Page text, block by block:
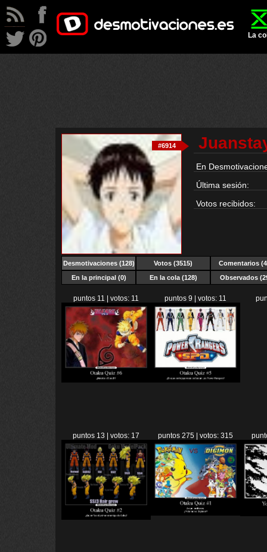
La
#6914
En
Última sesión:
Votos recibidos:
Desmotivaciones(128) Votos (3515)
Comentarios
En la principal (0)
En la cola (128) Observados
puntos 11 | votos: 11 puntos 9 | votos: 11
puntos 13 | votos: 17 puntos 275 | votos: 315